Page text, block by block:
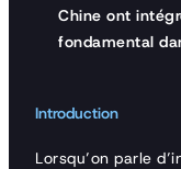
Chine ont
fondamental
Introduction
Lorsqu’on parle